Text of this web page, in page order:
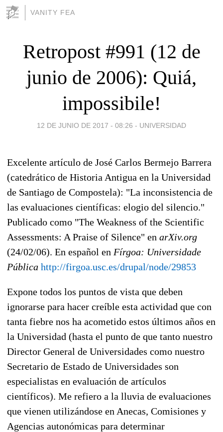
VANITY FEA
Retropost #991 (12 de
junio de 2006): Quiá,
impossibile!
12 DE JUNIO DE 2017 - 08:26 - UNIVERSIDAD
Excelente artículo de José Carlos Bermejo Barrera
(catedrático de Historia Antigua en la Universidad
de Santiago de Compostela): "La inconsistencia de
las evaluaciones científicas: elogio del silencio."
Publicado como "The Weakness of the Scientific
Assessments: A Praise of Silence" en arXiv.org
(24/02/06). En español en Fírgoa: Universidade
Pública http://firgoa.usc.es/drupal/node/29853
Expone todos los puntos de vista que deben
ignorarse para hacer creíble esta actividad que con
tanta fiebre nos ha acometido estos últimos años en
la Universidad (hasta el punto de que tanto nuestro
Director General de Universidades como nuestro
Secretario de Estado de Universidades son
especialistas en evaluación de artículos
científicos). Me refiero a la lluvia de evaluaciones
que vienen utilizándose en Anecas, Comisiones y
Agencias autonómicas para determinar